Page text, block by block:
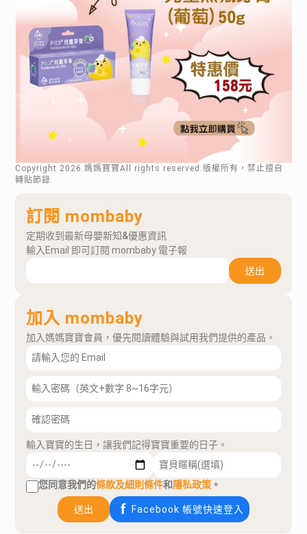
Copyright 2026 .媽媽寶寶All rights reserved.版權所有，禁止擅自
轉貼節錄
訂閱 mombaby
定期收到最新母嬰新知&優惠資訊
輸入Email 即可訂閱 mombaby 電子報
送出
加入 mombaby
加入媽媽寶寶會員，優先閱讀體驗與試用我們提供的產品。
輸入寶寶的生日，讓我們記得寶寶重要的日子。
您同意我們的條款及細則條件和隱私政策 。
送出 Facebook 帳號快速登入